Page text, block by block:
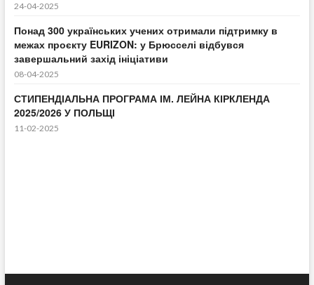
24-04-2025
Понад 300 українських учених отримали підтримку в
межах проєкту EURIZON: у Брюсселі відбувся
завершальний захід ініціативи
08-04-2025
СТИПЕНДІАЛЬНА ПРОГРАМА ІМ. ЛЕЙНА КІРКЛЕНДА
2025/2026 У ПОЛЬЩІ
11-02-2025